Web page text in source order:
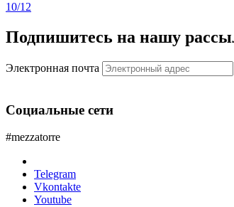
10/12
Подпишитесь на нашу
Электронная почта
Социальные сети
#mezzatorre
Telegram
Vkontakte
Youtube